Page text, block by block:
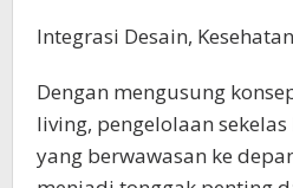
Integrasi Desain,
Dengan mengusung
living, pengelolaan
yang berwawasan ke